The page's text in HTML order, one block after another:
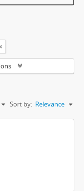
Sort by: Relevance